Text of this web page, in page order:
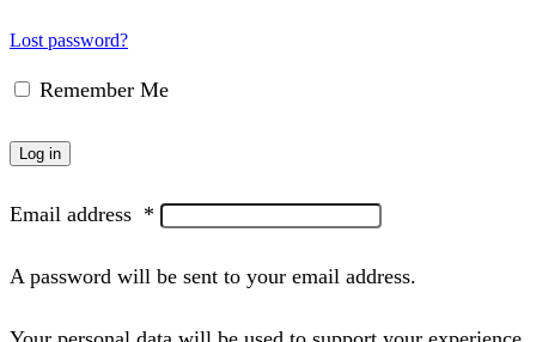
Lost password?
Remember Me
Log in
Email address *
A password will be sent to your email address.